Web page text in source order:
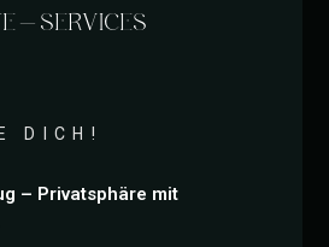
SERVICES
DICH!
– Privatsphäre mit